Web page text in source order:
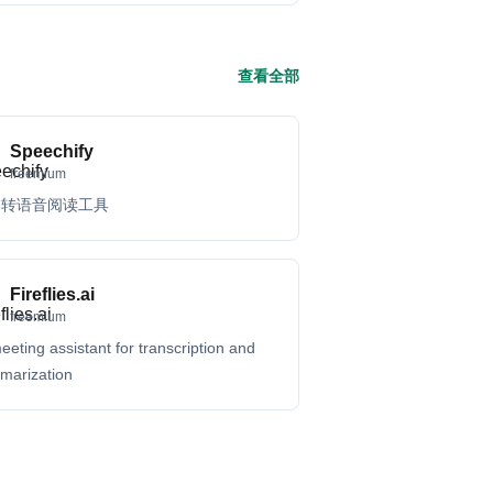
查看全部
Speechify
freemium
语音阅读工具
Fireflies.ai
freemium
assistant for transcription and